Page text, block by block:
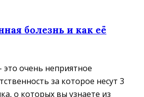
болезнь и как её
это очень неприятное
за которое несут 3
о которых вы узнаете из